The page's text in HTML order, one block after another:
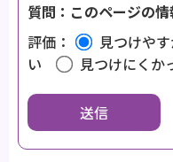
質問：このページの
評価：
見つけや
い
見つけにくか